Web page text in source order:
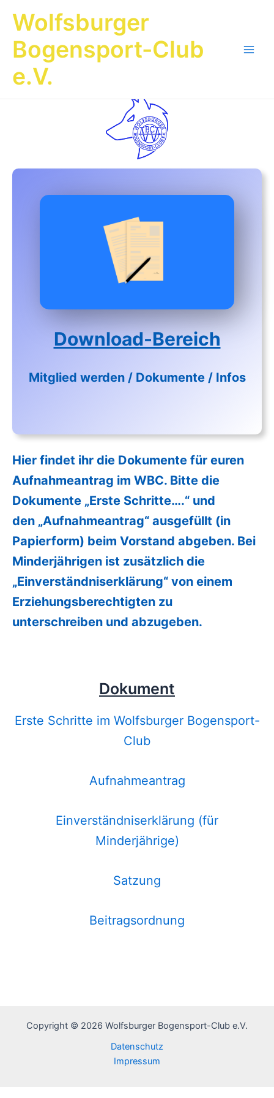
InhaltWolfsburger
Bogensport-Club
e.V.
Download-Bereich
Mitglied werden / Dokumente / Infos
Hier findet ihr die Dokumente für euren
Aufnahmeantrag im WBC. Bitte die
Dokumente „Erste Schritte….“ und
den „Aufnahmeantrag“ ausgefüllt (in
Papierform) beim Vorstand abgeben. Bei
Minderjährigen ist zusätzlich die
„Einverständniserklärung“ von einem
Erziehungsberechtigten zu
unterschreiben und abzugeben.
Dokument
Erste Schritte im Wolfsburger Bogensport-
Club
Aufnahmeantrag
Einverständniserklärung (für
Minderjährige)
Satzung
Beitragsordnung
Copyright © 2026 Wolfsburger Bogensport-Club e.V.
Datenschutz
Impressum